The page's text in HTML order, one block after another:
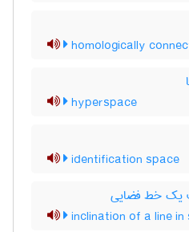
homologically
hyperspace
identification space
یک خط فضایی
inclination of a line